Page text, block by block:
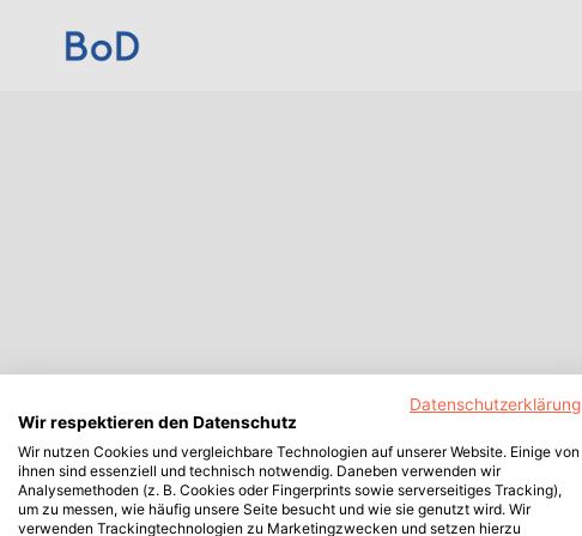
Datenschutzerklärung
Wir respektieren den Datenschutz
Wir nutzen Cookies und vergleichbare Technologien auf unserer Website. Einige von
ihnen sind essenziell und technisch notwendig. Daneben verwenden wir
Analysemethoden (z. B. Cookies oder Fingerprints sowie serverseitiges Tracking),
um zu messen, wie häufig unsere Seite besucht und wie sie genutzt wird. Wir
verwenden Trackingtechnologien zu Marketingzwecken und setzen hierzu